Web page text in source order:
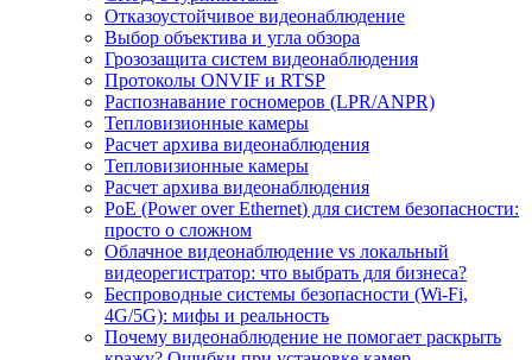
Отказоустойчивое видеонаблюдение
Выбор объектива и угла обзора
Грозозащита систем видеонаблюдения
Протоколы ONVIF и RTSP
Распознавание госномеров (LPR/ANPR)
Тепловизионные камеры
Расчет архива видеонаблюдения
Тепловизионные камеры
Расчет архива видеонаблюдения
PoE (Power over Ethernet) для систем безопасности:
просто о сложном
Облачное видеонаблюдение vs локальный
видеорегистратор: что выбрать для бизнеса?
Беспроводные системы безопасности (Wi-Fi,
4G/5G): мифы и реальность
Почему видеонаблюдение не помогает раскрыть